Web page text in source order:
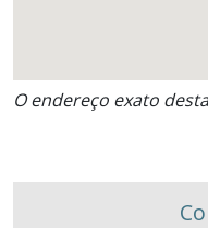
O endereço exato